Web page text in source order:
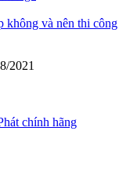
không và nên thi công
2021
chính hãng